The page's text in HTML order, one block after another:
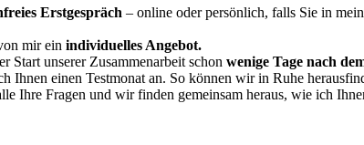
Erstgespräch – online oder persönlich, falls Sie in
mir ein individuelles Angebot.
Start unserer Zusammenarbeit schon wenige Tage nach
Ihnen einen Testmonat an. So können wir in Ruhe
Ihre Fragen und wir finden gemeinsam heraus, wie ich